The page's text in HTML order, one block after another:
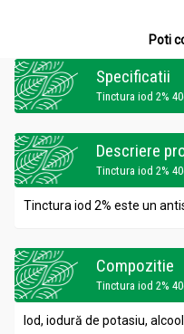
Poti
Specificatii
Tinctura iod 2%
Descriere
Tinctura iod 2%
Tinctura iod 2% este un a
Compozitie
Tinctura iod 2%
Iod, iodură de potasiu,